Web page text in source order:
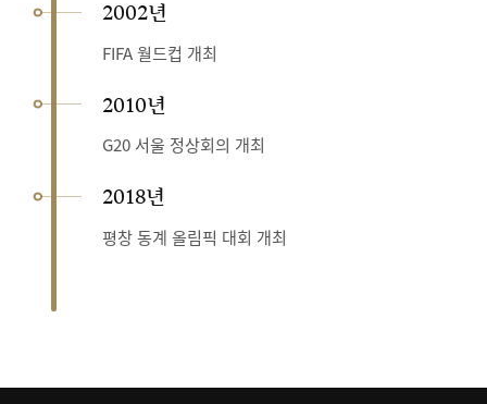
2002년
FIFA 월드컵 개최
2010년
G20 서울 정상회의 개최
2018년
평창 동계 올림픽 대회 개최